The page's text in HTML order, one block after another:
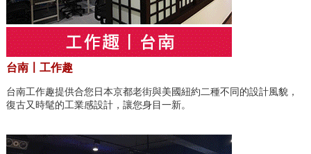
台南〡工作趣
台南工作趣提供合您日本京都老街與美國紐約二種不同的設計風貌，
復古又時髦的工業感設計，讓您身目一新。